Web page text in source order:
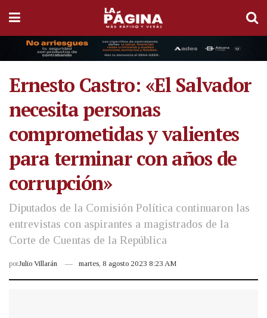
Ernesto Castro: «El Salvador
necesita personas
comprometidas y valientes
para terminar con años de
corrupción»
Diputados de la Comisión Política continuaron las
entrevistas con aspirantes a magistrados de la
Corte de Cuentas de la República
porJulio Villarán martes, 8 agosto 2023 8:23 AM